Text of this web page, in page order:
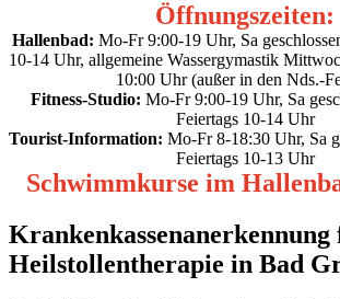
Öffnungszeiten:
Hallenbad: Mo-Fr 9:00-19 Uhr, Sa
10-14 Uhr, allgemeine Wassergymastik
10:00 Uhr (außer in den Nds.-
Fitness-Studio: Mo-Fr 9:00-19 Uhr, Sa
Feiertags 10-14 Uhr
Tourist-Information: Mo-Fr 8-18:30 Uhr, Sa
Feiertags 10-13 Uhr
Schwimmkurse im
Krankenkassenanerkennung
Heilstollentherapie in Bad